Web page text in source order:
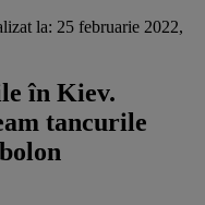
la: 25 februarie 2022,
în Kiev.
tancurile